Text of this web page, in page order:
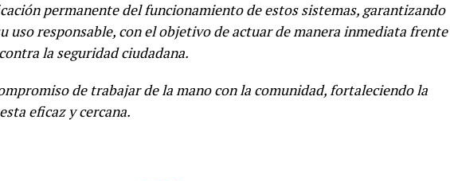
permanente del funcionamiento de estos sistemas, garantizando
uso responsable, con el objetivo de actuar de manera inmediata frente
la seguridad ciudadana.
de trabajar de la mano con la comunidad, fortaleciendo la
eficaz y cercana.